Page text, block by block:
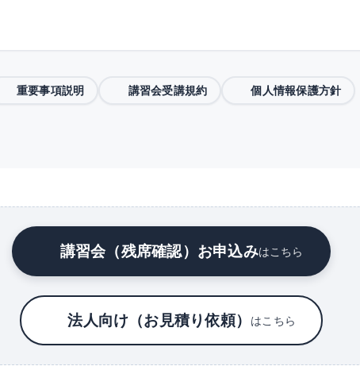
重要事項説明 講習会受講規約 個人情報保護方針
講習会（残席確認）お申込みはこちら
法人向け（お見積り依頼） はこちら